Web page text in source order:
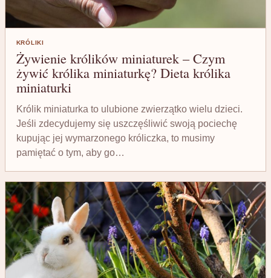
KRÓLIKI
Żywienie królików miniaturek – Czym
żywić królika miniaturkę? Dieta królika
miniaturki
Królik miniaturka to ulubione zwierzątko wielu dzieci.
Jeśli zdecydujemy się uszczęśliwić swoją pociechę
kupując jej wymarzonego króliczka, to musimy
pamiętać o tym, aby go…